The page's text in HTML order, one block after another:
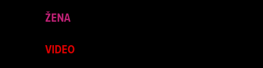
ŽENA
VIDEO